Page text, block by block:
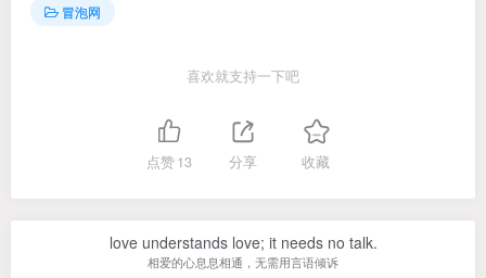
冒泡网
喜欢就支持一下吧
点赞13 分享 收藏
love understands love; it needs no talk.
相爱的心息息相通，无需用言语倾诉